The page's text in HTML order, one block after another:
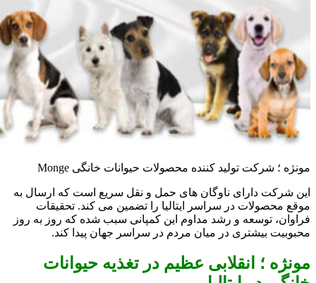
مونژه ؛ شرکت تولید کننده محصولات حیوانات خانگی Monge
این شرکت دارای ناوگان های حمل و نقل سریع است که ارسال به
موقع محصولات در سراسر ایتالیا را تضمین می کند. تحقیقات
فراوان، توسعه و رشد مداوم این کمپانی سبب شده که روز به روز
محبوبیت بیشتری در میان مردم در سراسر جهان پیدا کند.
مونژه ؛ انقلابی عظیم در تغذیه حیوانات